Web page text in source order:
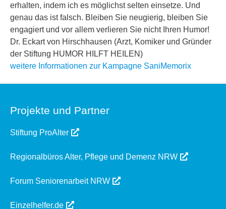
erhalten, indem ich es möglichst selten einsetze. Und
genau das ist falsch. Bleiben Sie neugierig, bleiben Sie
engagiert und vor allem verlieren Sie nicht Ihren Humor!
Dr. Eckart von Hirschhausen (Arzt, Komiker und Gründer
der Stiftung HUMOR HILFT HEILEN)
weitere Informationen zur Kampagne SaniMemorix
Projekte und Partner
Stiftung ProAlter
Regionalbüros Alter, Pflege und Demenz NRW
Forum Seniorenarbeit NRW
Einzelhelfer.de